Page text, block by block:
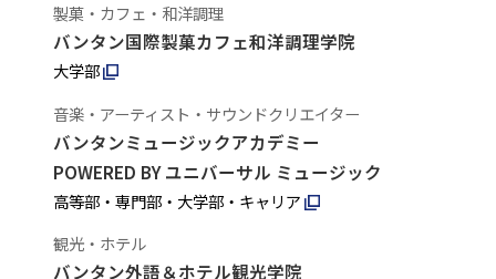
製菓・カフェ・和洋調理
バンタン国際製菓カフェ和洋調理学院
大学部
音楽・アーティスト・サウンドクリエイター
バンタンミュージックアカデミー
POWERED BY ユニバーサル ミュージック
高等部・専門部・大学部・キャリア
観光・ホテル
バンタン外語＆ホテル観光学院